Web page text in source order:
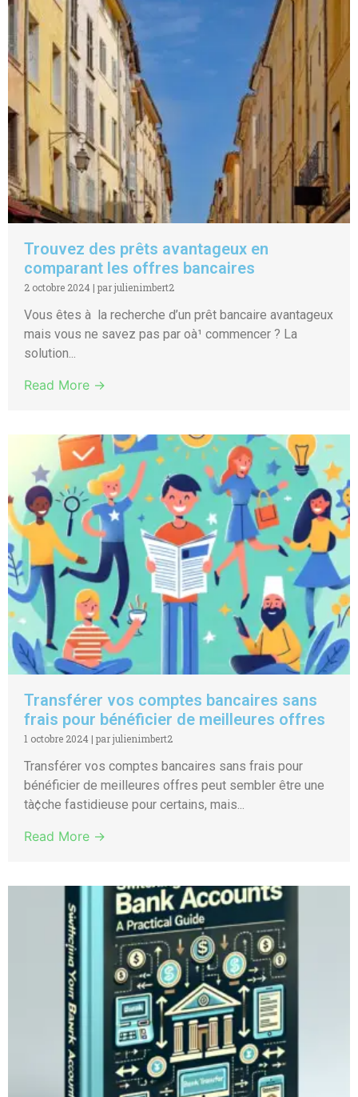
Trouvez des prêts avantageux en
comparant les offres bancaires
2 octobre 2024 | par julienimbert2
Vous êtes à la recherche d’un prêt bancaire avantageux
mais vous ne savez pas par oà¹ commencer ? La
solution...
Read More →
Transférer vos comptes bancaires sans
frais pour bénéficier de meilleures offres
1 octobre 2024 | par julienimbert2
Transférer vos comptes bancaires sans frais pour
bénéficier de meilleures offres peut sembler être une
tà¢che fastidieuse pour certains, mais...
Read More →